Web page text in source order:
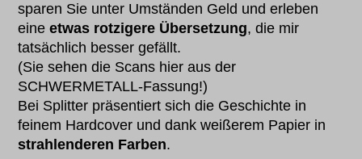
sparen Sie unter Umständen Geld und erleben
eineetwas rotzigere Übersetzung, die mir
tatsächlich besser gefällt.
(Sie sehen die Scans hier aus der
SCHWERMETALL-Fassung!)
Bei Splitter präsentiert sich die Geschichte in
feinem Hardcover und dank weißerem Papier in
strahlenderen Farben.